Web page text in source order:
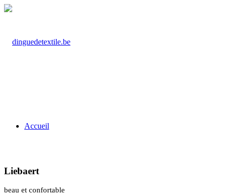
Accueil
Liebaert
beau et confortable